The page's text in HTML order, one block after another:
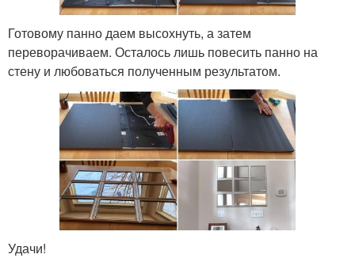
Готовому панно даем высохнуть, а затем
переворачиваем. Осталось лишь повесить панно на
стену и любоваться полученным результатом.
Удачи!